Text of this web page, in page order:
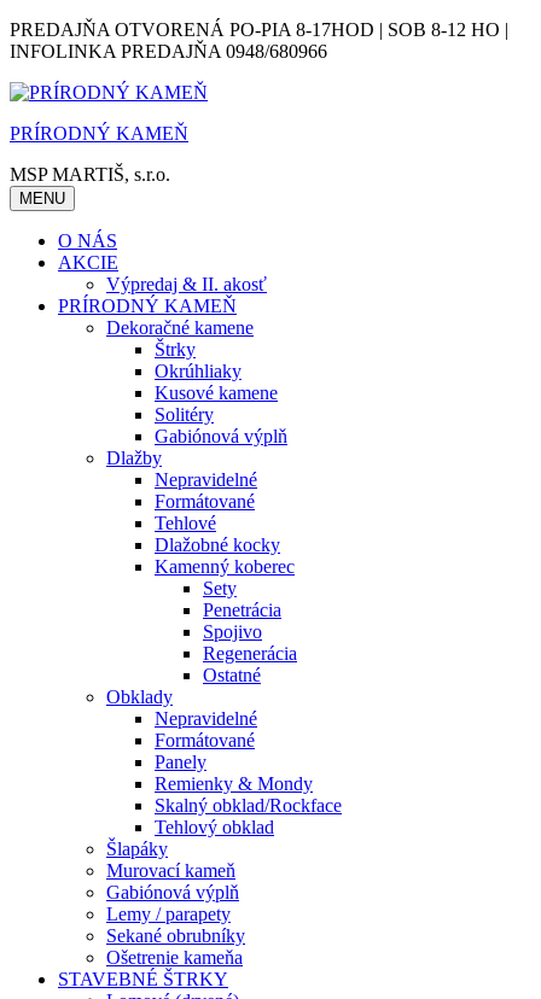
Skip
to
PREDAJŇA OTVORENÁ PO-PIA 8-17HOD | SOB 8-12 HO |
INFOLINKA PREDAJŇA 0948/680966
PRÍRODNÝ KAMEŇ
MSP MARTIŠ, s.r.o.
MENU
O NÁS
AKCIE
Výpredaj & II. akosť
PRÍRODNÝ KAMEŇ
Dekoračné kamene
Štrky
Okrúhliaky
Kusové kamene
Solitéry
Gabiónová výplň
Dlažby
Nepravidelné
Formátované
Tehlové
Dlažobné kocky
Kamenný koberec
Sety
Penetrácia
Spojivo
Regenerácia
Ostatné
Obklady
Nepravidelné
Formátované
Panely
Remienky & Mondy
Skalný obklad/Rockface
Tehlový obklad
Šlapáky
Murovací kameň
Gabiónová výplň
Lemy / parapety
Sekané obrubníky
Ošetrenie kameňa
STAVEBNÉ ŠTRKY